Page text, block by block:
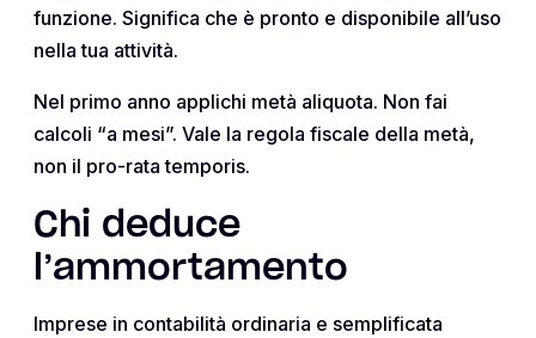
funzione. Significa che è pronto e disponibile all’uso
nella tua attività.
Nel primo anno applichi metà aliquota. Non fai
calcoli “a mesi”. Vale la regola fiscale della metà,
non il pro-rata temporis.
Chi deduce
l’ammortamento
Imprese in contabilità ordinaria e semplificata